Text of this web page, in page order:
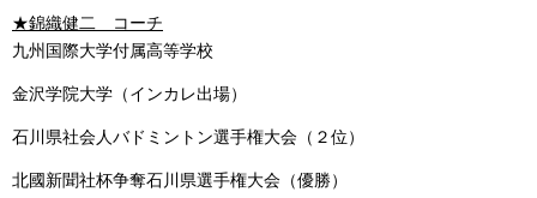
★錦織健二 コーチ
九州国際大学付属高等学校
金沢学院大学（インカレ出場）
石川県社会人バドミントン選手権大会（２位）
北國新聞社杯争奪石川県選手権大会（優勝）